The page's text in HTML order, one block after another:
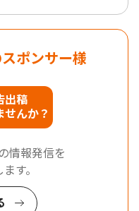
ポンサー様
出稿
せんか？
情報発信を
す。